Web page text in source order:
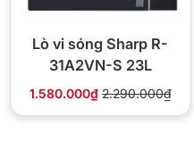
Lò vi sóng Sharp R-
31A2VN-S 23L
1.580.000₫ 2.290.000₫